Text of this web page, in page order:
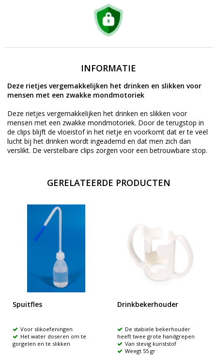
INFORMATIE
Deze rietjes vergemakkelijken het drinken en slikken voor
mensen met een zwakke mondmotoriek
Deze rietjes vergemakkelijken het drinken en slikken voor
mensen met een zwakke mondmotoriek. Door de terugstop in
de clips blijft de vloeistof in het rietje en voorkomt dat er te veel
lucht bij het drinken wordt ingeademd en dat men zich dan
verslikt. De verstelbare clips zorgen voor een betrouwbare stop.
GERELATEERDE PRODUCTEN
Spuitfles
Voor slikoefeningen
Het water doseren om te
gorgelen en te slikken
Drinkbekerhouder
De stabiele bekerhouder
heeft twee grote handgrepen
Van stevig kunststof
Weegt 55 gr